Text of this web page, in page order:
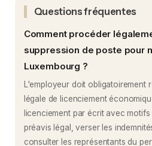
Questions fréquentes
Comment procéder
suppression de poste pour
Luxembourg ?
L'employeur doit obligatoirement
légale de licenciement
licenciement par écrit avec
préavis légal, verser les
consulter les représentants du